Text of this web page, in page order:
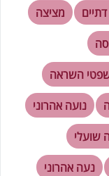
מציצה
השראה
נועה אהרוני
שועלי
נעה אהרוני